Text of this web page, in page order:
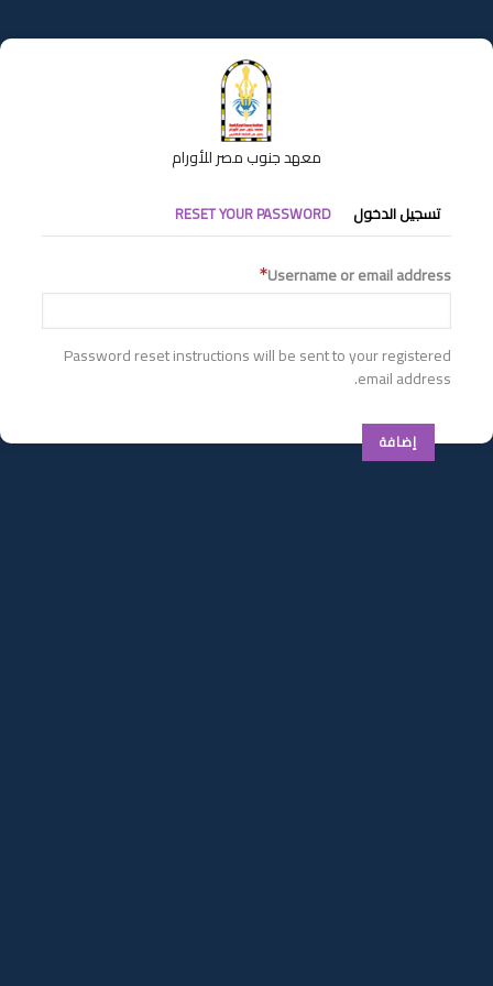
إلى
المحتوى
معهد جنوب مصر للأورام
التبويبات
الأساسية
تسجيل الدخول RESET YOUR PASSWORD
Username or email address
Password reset instructions will be sent to your registered
email address.